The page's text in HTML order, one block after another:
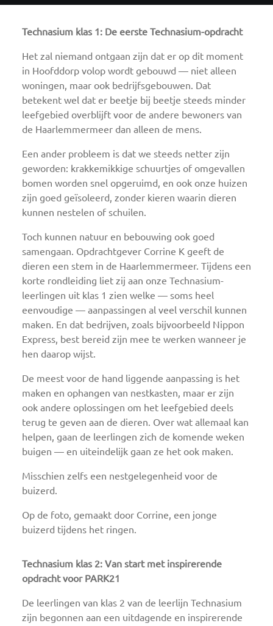
Technasium klas 1: De eerste Technasium-opdracht
Het zal niemand ontgaan zijn dat er op dit moment
in Hoofddorp volop wordt gebouwd — niet alleen
woningen, maar ook bedrijfsgebouwen. Dat
betekent wel dat er beetje bij beetje steeds minder
leefgebied overblijft voor de andere bewoners van
de Haarlemmermeer dan alleen de mens.
Een ander probleem is dat we steeds netter zijn
geworden: krakkemikkige schuurtjes of omgevallen
bomen worden snel opgeruimd, en ook onze huizen
zijn goed geïsoleerd, zonder kieren waarin dieren
kunnen nestelen of schuilen.
Toch kunnen natuur en bebouwing ook goed
samengaan. Opdrachtgever Corrine K geeft de
dieren een stem in de Haarlemmermeer. Tijdens een
korte rondleiding liet zij aan onze Technasium-
leerlingen uit klas 1 zien welke — soms heel
eenvoudige — aanpassingen al veel verschil kunnen
maken. En dat bedrijven, zoals bijvoorbeeld Nippon
Express, best bereid zijn mee te werken wanneer je
hen daarop wijst.
De meest voor de hand liggende aanpassing is het
maken en ophangen van nestkasten, maar er zijn
ook andere oplossingen om het leefgebied deels
terug te geven aan de dieren. Over wat allemaal kan
helpen, gaan de leerlingen zich de komende weken
buigen — en uiteindelijk gaan ze het ook maken.
Misschien zelfs een nestgelegenheid voor de
buizerd.
Op de foto, gemaakt door Corrine, een jonge
buizerd tijdens het ringen.
Technasium klas 2: Van start met inspirerende
opdracht voor PARK21
De leerlingen van klas 2 van de leerlijn Technasium
zijn begonnen aan een uitdagende en inspirerende